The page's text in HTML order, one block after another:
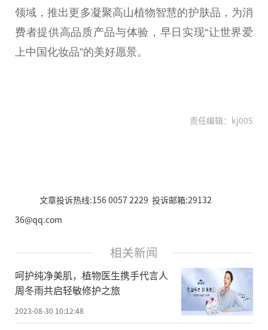
领域，推出更多凝聚高山植物智慧的护肤品，为消
费者提供高品质产品与体验，早日实现“让世界爱
上中国化妆品”的美好愿景。
责任编辑：kj005
文章投诉热线:156 0057 2229 投诉邮箱:29132
36@qq.com
相关新闻
呵护纯净美肌，植物医生携手代言人
周冬雨共启轻敏修护之旅
2023-08-30 10:12:48